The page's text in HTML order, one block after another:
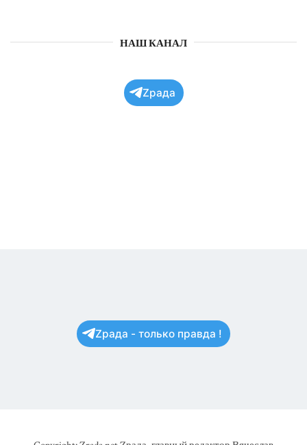
НАШ КАНАЛ
Zрада
Zрада - только правда !